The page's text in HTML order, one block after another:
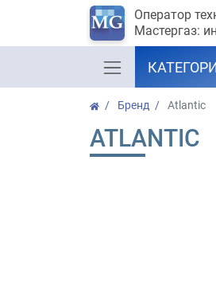
Оператор
Мастергаз:
Бренд Atlantic
ATLANTIC